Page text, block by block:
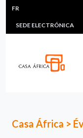
Aller au contenu
HEADER MENU
MULTIMEDIA
SEDE ELECTRÓNICA
FR
Casa África >